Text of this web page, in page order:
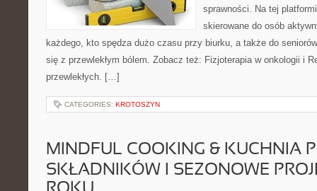
sprawności. Na tej
skierowane do osób
każdego, kto spędza dużo czasu przy biurku, a także do
się z przewlekłym bólem. Zobacz też: Fizjoterapia w onkologii i
przewlekłych. […]
CATEGORIES: KROTOSZYN
MINDFUL COOKING & KUCHNIA
SKŁADNIKÓW I SEZONOWE